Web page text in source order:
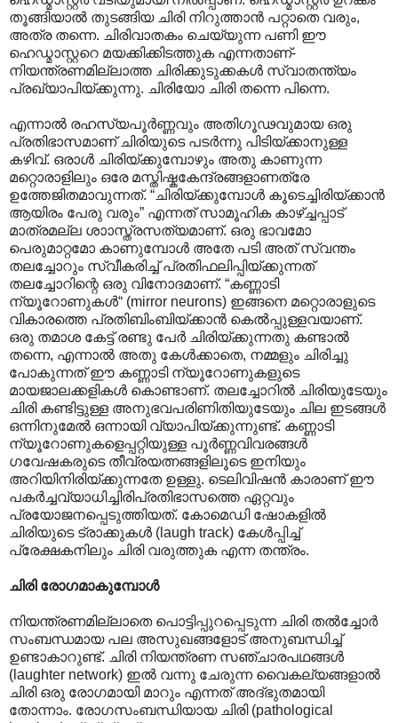
തൂങ്ങിയാൽ തുടങ്ങിയ ചിരി നിറുത്താൻ പറ്റാതെ വരും,
അത്ര തന്നെ. ചിരിവാതകം ചെയ്യുന്ന പണി ഈ
ഹെഡ്മാസ്റ്ററെ മയക്കിക്കിടത്തുക എന്നതാണ്-
നിയന്ത്രണമില്ലാത്ത ചിരിക്കുടുക്കകൾ സ്വാതന്ത്യം
പ്രഖ്യാ‍പിയ്ക്കുന്നു. ചിരിയോ ചിരി തന്നെ പിന്നെ.
എന്നാൽ രഹസ്യപൂർണ്ണവും അതിഗൂഢവുമായ ഒരു
പ്രതിഭാസമാണ് ചിരിയുടെ പടർന്നു പിടിയ്ക്കാനുള്ള
കഴിവ്. ഒരാൾ ചിരിയ്ക്കുമ്പോഴും അതു കാണുന്ന
മറ്റൊരാളിലും ഒരേ മസ്തിഷ്കകേന്ദ്രങ്ങളാണത്രേ
ഉത്തേജിതമാവുന്നത്. “ചിരിയ്ക്കുമ്പോൾ കൂടെച്ചിരിയ്ക്കാൻ
ആയിരം പേരു വരും” എന്നത് സാമൂഹിക കാഴ്ച്ചപ്പാട്
മാത്രമല്ല ശാ‍ാസ്ത്രസത്യമാണ്. ഒരു ഭാവമോ
പെരുമാറ്റമോ കാണുമ്പോൾ അതേ പടി അത് സ്വന്തം
തലച്ചോറും സ്വീകരിച്ച് പ്രതിഫലിപ്പിയ്ക്കുന്നത്
തലച്ചോറിന്റെ ഒരു വിനോദമാണ്. “കണ്ണാടി
ന്യൂറോണുകൾ“ (mirror neurons) ഇങ്ങനെ മറ്റൊരാളുടെ
വികാരത്തെ പ്രതിബിംബിയ്ക്കാൻ കെൽ‌പ്പുള്ളവയാണ്.
ഒരു തമാശ കേട്ട് രണ്ടു പേർ ചിരിയ്ക്കുന്നതു കണ്ടാൽ
തന്നെ, എന്നാൽ അതു കേൾക്കാതെ, നമ്മളും ചിരിച്ചു
പോകുന്നത് ഈ കണ്ണാടി ന്യൂറോണുകളുടെ
മായജാലക്കളികൾ കൊണ്ടാണ്. തലച്ചോറിൽ ചിരിയുടേയും
ചിരി കണ്ടിട്ടുള്ള അനുഭവപരിണിതിയുടേയും ചില ഇടങ്ങൾ
ഒന്നിനുമേൽ ഒന്നാ‍യി വ്യാപിയ്ക്കുന്നുണ്ട്. കണ്ണാടി
ന്യൂറോണുകളെപ്പറ്റിയുള്ള പൂർണ്ണവിവരങ്ങൾ
ഗവേഷകരുടെ തീവ്രയത്നങ്ങളിലൂടെ ഇനിയും
അറിയിനിരിയ്ക്കുന്നതേ ഉള്ളു. ടെലിവിഷൻ കാരാണ് ഈ
പകർച്ചവ്യാധിച്ചിരിപ്രതിഭാസത്തെ ഏറ്റവും
പ്രയോജനപ്പെടുത്തിയത്. കോമെഡി ഷോകളിൽ
ചിരിയുടെ ട്രാക്കുകൾ (laugh track) കേൾ‌പ്പിച്ച്
പ്രേക്ഷകനിലും ചിരി വരുത്തുക എന്ന തന്ത്രം.
ചിരി രോഗമാകുമ്പോൾ
നിയന്ത്രണമില്ലാതെ പൊട്ടിപ്പുറപ്പെടുന്ന ചിരി തൽച്ചോർ
സംബന്ധമായ പല അസുഖങ്ങളോട് അനുബന്ധിച്ച്
ഉണ്ടാകാറുണ്ട്. ചിരി നിയന്ത്രണ സഞ്ചാരപഥങ്ങൾ
(laughter network) ഇൽ വന്നു ചേരുന്ന വൈകല്യങ്ങളാൽ
ചിരി ഒരു രോഗമായി മാറും എന്നത് അദ്ഭുതമായി
തോന്നാം. രോഗസംബന്ധിയായ ചിരി (pathological